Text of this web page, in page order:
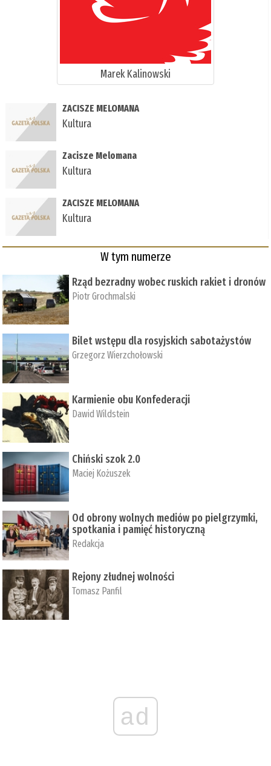
Marek Kalinowski
ZACISZE MELOMANA
Kultura
Zacisze Melomana
Kultura
ZACISZE MELOMANA
Kultura
W tym numerze
Rząd bezradny wobec ruskich rakiet i dronów
Piotr Grochmalski
Bilet wstępu dla rosyjskich sabotażystów
Grzegorz Wierzchołowski
Karmienie obu Konfederacji
Dawid Wildstein
Chiński szok 2.0
Maciej Kożuszek
Od obrony wolnych mediów po pielgrzymki,
spotkania i pamięć historyczną
Redakcja
Rejony złudnej wolności
Tomasz Panfil
ad